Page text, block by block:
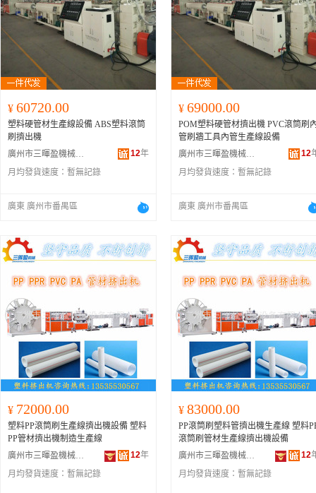
¥ 60720.00
塑料硬管材生產線設備 ABS塑料滾筒
刷擠出機
廣州市三暉盈機械設備有限公司
12年
月均發貨速度： 暫無記錄
廣東 廣州市番禺區
¥ 69000.00
POM塑料硬管材擠出機 PVC滾筒刷
管刷牆工具內管生產線設備
廣州市三暉盈機械設備有限公司
12
月均發貨速度： 暫無記錄
廣東 廣州市番禺區
¥ 72000.00
塑料PP滾筒刷生產線擠出機設備 塑料
PP管材擠出機制造生產線
廣州市三暉盈機械設備有限公司
12年
月均發貨速度： 暫無記錄
¥ 83000.00
PP滾筒刷塑料管擠出機生產線 塑料
滾筒刷管材生產線擠出機設備
廣州市三暉盈機械設備有限公司
12
月均發貨速度： 暫無記錄